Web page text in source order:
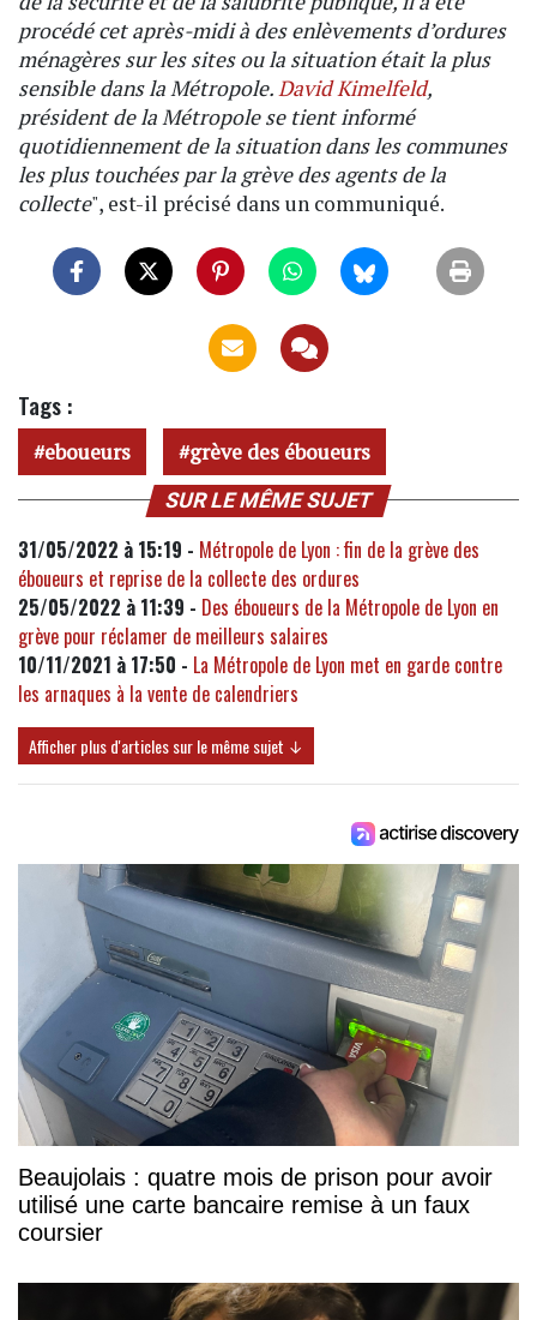
procédé cet après-midi à des enlèvements d’ordures
ménagères sur les sites ou la situation était la plus
sensible dans la Métropole. David Kimelfeld,
président de la Métropole se tient informé
quotidiennement de la situation dans les communes
les plus touchées par la grève des agents de la
collecte", est-il précisé dans un communiqué.
Tags :
eboueurs grève des éboueurs
SUR LE MÊME SUJET
31/05/2022 à 15:19 - Métropole de Lyon : fin de la grève des
éboueurs et reprise de la collecte des ordures
25/05/2022 à 11:39 - Des éboueurs de la Métropole de Lyon en
grève pour réclamer de meilleurs salaires
10/11/2021 à 17:50 - La Métropole de Lyon met en garde contre
les arnaques à la vente de calendriers
Afficher plus d'articles sur le même sujet ↓
Beaujolais : quatre mois de prison pour avoir
utilisé une carte bancaire remise à un faux
coursier